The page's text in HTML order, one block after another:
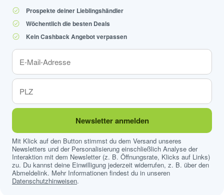
Prospekte deiner Lieblingshändler
Wöchentlich die besten Deals
Kein Cashback Angebot verpassen
Newsletter anmelden
Mit Klick auf den Button stimmst du dem Versand unseres
Newsletters und der Personalisierung einschließlich Analyse der
Interaktion mit dem Newsletter (z. B. Öffnungsrate, Klicks auf Links)
zu. Du kannst deine Einwilligung jederzeit widerrufen, z. B. über den
Abmeldelink. Mehr Informationen findest du in unseren
Datenschutzhinweisen.